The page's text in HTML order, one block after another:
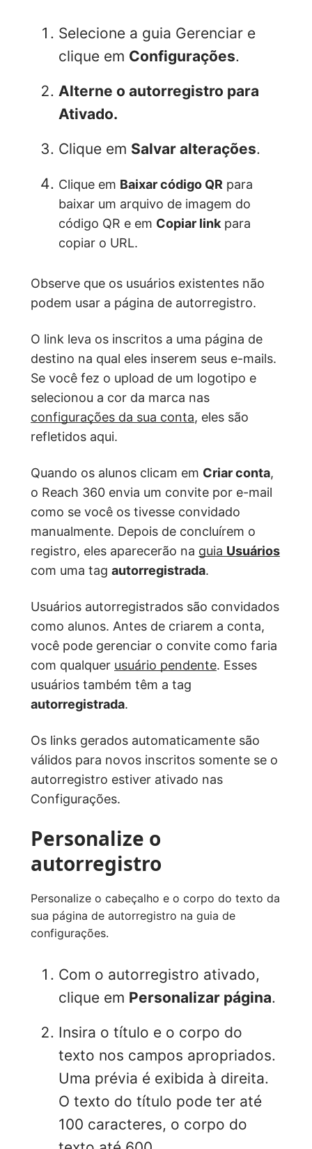
Selecione a guia Gerenciar e
clique em Configurações.
Alterne o autorregistro para
Ativado.
Clique em Salvar alterações.
Clique em Baixar código QR para
baixar um arquivo de imagem do
código QR e em Copiar link para
copiar o URL.
Observe que os usuários existentes não
podem usar a página de autorregistro.
O link leva os inscritos a uma página de
destino na qual eles inserem seus e-mails.
Se você fez o upload de um logotipo e
selecionou a cor da marca nas
configurações da sua conta, eles são
refletidos aqui.
Quando os alunos clicam em Criar conta,
o Reach 360 envia um convite por e-mail
como se você os tivesse convidado
manualmente. Depois de concluírem o
registro, eles aparecerão na guia Usuários
com uma tag autorregistrada.
Usuários autorregistrados são convidados
como alunos. Antes de criarem a conta,
você pode gerenciar o convite como faria
com qualquer usuário pendente. Esses
usuários também têm a tag
autorregistrada.
Os links gerados automaticamente são
válidos para novos inscritos somente se o
autorregistro estiver ativado nas
Configurações.
Personalize o
autorregistro
Personalize o cabeçalho e o corpo do texto da
sua página de autorregistro na guia de
configurações.
Com o autorregistro ativado,
clique em Personalizar página.
Insira o título e o corpo do
texto nos campos apropriados.
Uma prévia é exibida à direita.
O texto do título pode ter até
100 caracteres, o corpo do